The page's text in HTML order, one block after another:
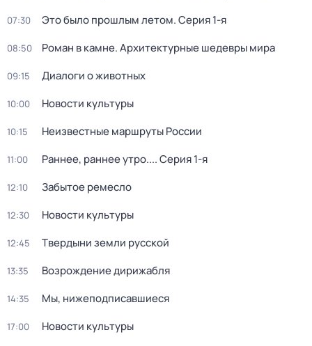
07:30 Это было прошлым летом. Серия 1-я
08:50 Роман в камне. Архитектурные шедевры мира
09:15 Диалоги о животных
10:00 Новости культуры
10:15 Неизвестные маршруты России
11:00 Раннее, раннее утро.... Серия 1-я
12:10 Забытое ремесло
12:30 Новости культуры
12:45 Твердыни земли русской
13:35 Возрождение дирижабля
14:35 Мы, нижеподписавшиеся
17:00 Новости культуры